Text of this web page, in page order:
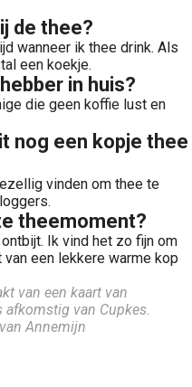
de thee?
wanneer ik thee drink. Als
een koekje.
in huis?
die geen koffie lust en
nog een kopje thee
vinden om thee te
theemoment?
Ik vind het zo fijn om
een lekkere warme kop
van een kaart van
afkomstig van Cupkes.
Annemijn